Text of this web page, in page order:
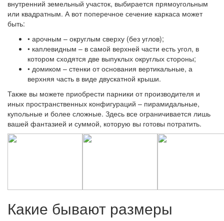
внутренний земельный участок, выбирается прямоугольным
или квадратным. А вот поперечное сечение каркаса может
быть:
• арочным – округлым сверху (без углов);
• каплевидным – в самой верхней части есть угол, в
котором сходятся две выпуклых округлых стороны;
• домиком – стенки от основания вертикальные, а
верхняя часть в виде двускатной крыши.
Также вы можете приобрести парники от производителя и
иных пространственных конфигураций – пирамидальные,
купольные и более сложные. Здесь все ограничивается лишь
вашей фантазией и суммой, которую вы готовы потратить.
Какие бывают размеры